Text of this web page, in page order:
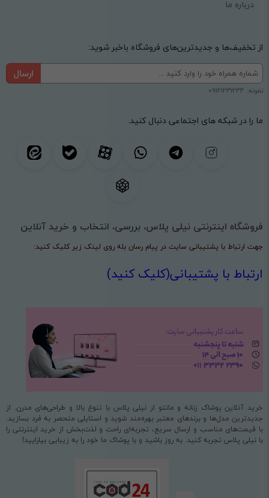
درباره ما
از تخفیف‌ها و جدیدترین‌های فروشگاه باخبر شوید:
ارسال
نمونه: 09121231234
ما را در شبکه های اجتماعی دنبال کنید.
فروشگاه اینترنتی نیلی پلاس، بررسی، انتخاب و خرید آنلاین
جهت ارتباط با پشتیبانی سایت در پیام رسان بله روی لینک زیر کلیک کنید:
ارتباط با پشتیبانی(کلیک کنید)
خرید آنلاین پوشاک زنانه و مانتو از نیلی پلاس با تنوع بالا و طراحی‌های مدرن. از
جدیدترین مدل‌ها و برندهای معتبر بهره‌مند شوید و استایلی منحصر به فرد بسازید.
با قیمت‌های مناسب و ارسال سریع، تجربه‌ای راحت و لذت‌بخش از خرید اینترنتی را
با نیلی پلاس تجربه کنید. به روز باشید و با پوشاک ما خود را به زیبایی بیارایید!